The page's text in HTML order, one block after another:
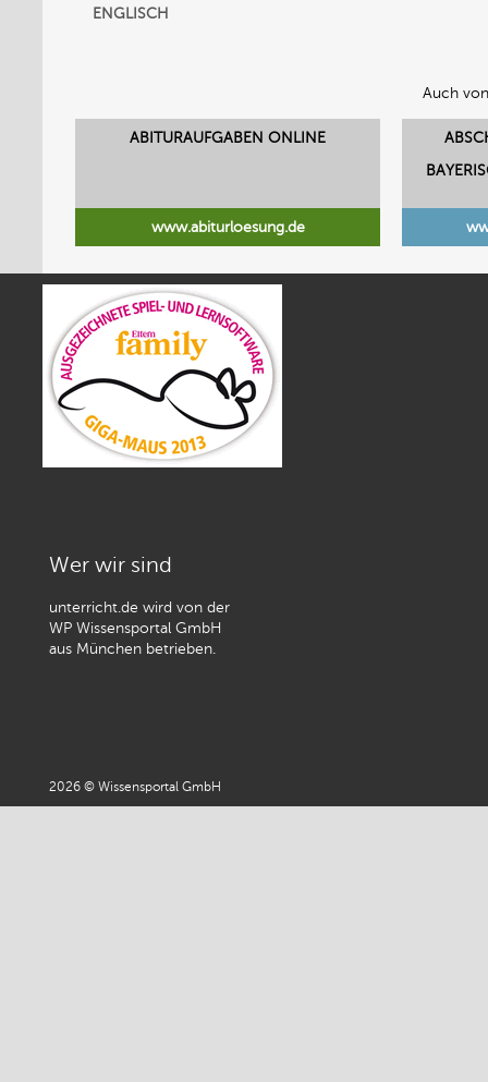
ENGLISCH
Auch
ABITURAUFGABEN ONLINE
www.abiturloesung.de
Wer wir sind
unterricht.de wird von der
WP Wissensportal GmbH
aus München betrieben.
2026 © Wissensportal GmbH